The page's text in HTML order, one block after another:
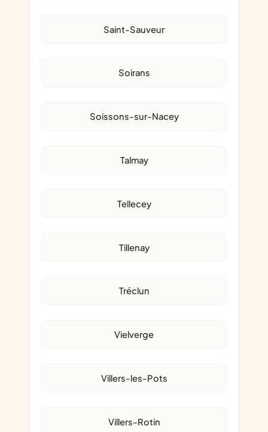
Saint-Sauveur
Soirans
Soissons-sur-Nacey
Talmay
Tellecey
Tillenay
Tréclun
Vielverge
Villers-les-Pots
Villers-Rotin